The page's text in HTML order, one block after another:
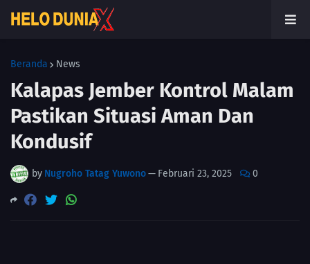
Beranda News
Kalapas Jember Kontrol Malam
Pastikan Situasi Aman Dan
Kondusif
by Nugroho Tatag Yuwono— Februari 23, 2025 0